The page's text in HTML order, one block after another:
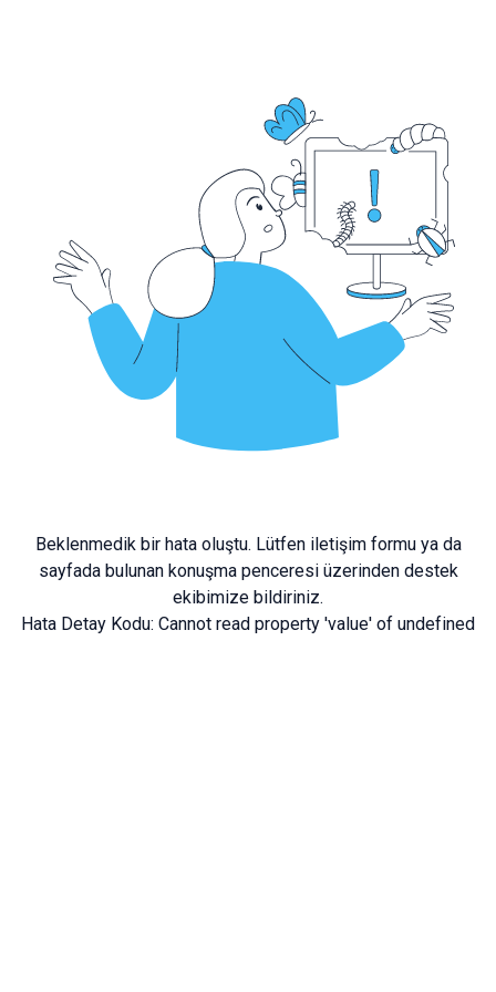
Beklenmedik bir hata oluştu. Lütfen iletişim formu ya da
sayfada bulunan konuşma penceresi üzerinden destek
ekibimize bildiriniz.
Hata Detay Kodu: Cannot read property 'value' of undefined